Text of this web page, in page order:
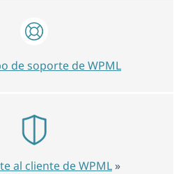
de soporte de WPML
al cliente de WPML »